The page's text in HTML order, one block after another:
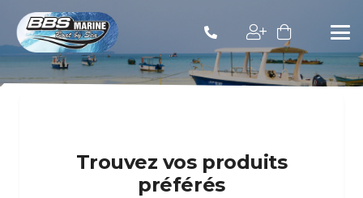
Trouvez vos produits
préférés